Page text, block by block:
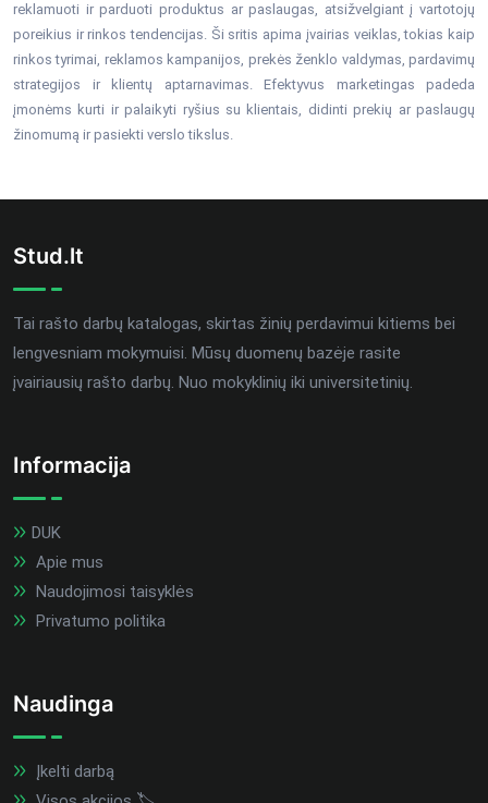
reklamuoti ir parduoti produktus ar paslaugas, atsižvelgiant į vartotojų
poreikius ir rinkos tendencijas. Ši sritis apima įvairias veiklas, tokias kaip
rinkos tyrimai, reklamos kampanijos, prekės ženklo valdymas, pardavimų
strategijos ir klientų aptarnavimas. Efektyvus marketingas padeda
įmonėms kurti ir palaikyti ryšius su klientais, didinti prekių ar paslaugų
žinomumą ir pasiekti verslo tikslus.
Stud.lt
Tai rašto darbų katalogas, skirtas žinių perdavimui kitiems bei
lengvesniam mokymuisi. Mūsų duomenų bazėje rasite
įvairiausių rašto darbų. Nuo mokyklinių iki universitetinių.
Informacija
DUK
Apie mus
Naudojimosi taisyklės
Privatumo politika
Naudinga
Įkelti darbą